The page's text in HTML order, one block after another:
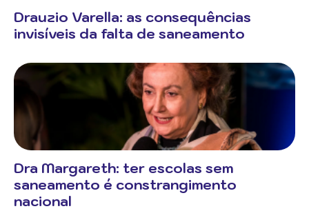
Drauzio Varella: as consequências
invisíveis da falta de saneamento
Dra Margareth: ter escolas sem
saneamento é constrangimento
nacional